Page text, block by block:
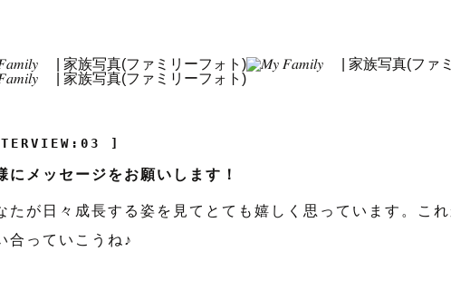
]
にメッセージをお願いします！
たが日々成長する姿を見てとても嬉しく思っています。こ
合っていこうね♪